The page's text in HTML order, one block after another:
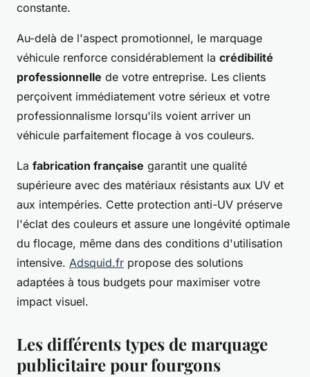
constante.
Au-delà de l'aspect promotionnel, le marquage
véhicule renforce considérablement la crédibilité
professionnelle de votre entreprise. Les clients
perçoivent immédiatement votre sérieux et votre
professionnalisme lorsqu'ils voient arriver un
véhicule parfaitement flocage à vos couleurs.
La fabrication française garantit une qualité
supérieure avec des matériaux résistants aux UV et
aux intempéries. Cette protection anti-UV préserve
l'éclat des couleurs et assure une longévité optimale
du flocage, même dans des conditions d'utilisation
intensive. Adsquid.fr propose des solutions
adaptées à tous budgets pour maximiser votre
impact visuel.
Les différents types de marquage
publicitaire pour fourgons